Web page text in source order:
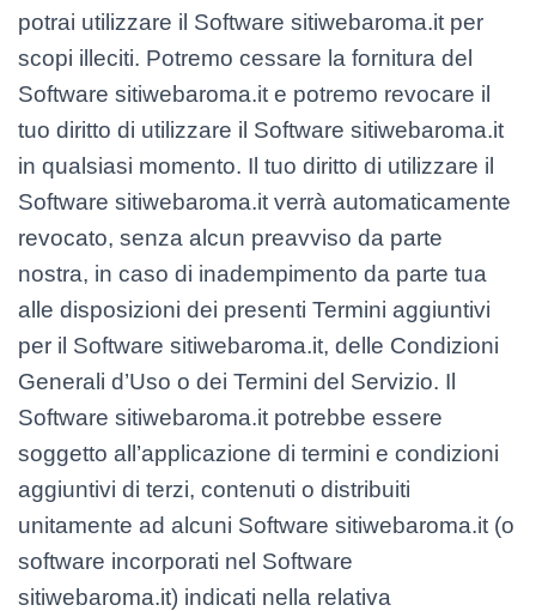
potrai utilizzare il Software sitiwebaroma.it per
scopi illeciti. Potremo cessare la fornitura del
Software sitiwebaroma.it e potremo revocare il
tuo diritto di utilizzare il Software sitiwebaroma.it
in qualsiasi momento. Il tuo diritto di utilizzare il
Software sitiwebaroma.it verrà automaticamente
revocato, senza alcun preavviso da parte
nostra, in caso di inadempimento da parte tua
alle disposizioni dei presenti Termini aggiuntivi
per il Software sitiwebaroma.it, delle Condizioni
Generali d’Uso o dei Termini del Servizio. Il
Software sitiwebaroma.it potrebbe essere
soggetto all’applicazione di termini e condizioni
aggiuntivi di terzi, contenuti o distribuiti
unitamente ad alcuni Software sitiwebaroma.it (o
software incorporati nel Software
sitiwebaroma.it) indicati nella relativa